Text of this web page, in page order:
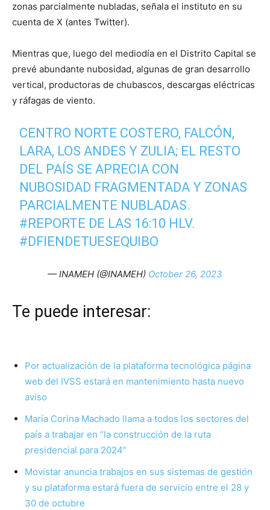
zonas parcialmente nubladas, señala el instituto en su
cuenta de X (antes Twitter).
Mientras que, luego del mediodía en el Distrito Capital se
prevé abundante nubosidad, algunas de gran desarrollo
vertical, productoras de chubascos, descargas eléctricas
y ráfagas de viento.
CENTRO NORTE COSTERO, FALCÓN,
LARA, LOS ANDES Y ZULIA; EL RESTO
DEL PAÍS SE APRECIA CON
NUBOSIDAD FRAGMENTADA Y ZONAS
PARCIALMENTE NUBLADAS.
#REPORTE DE LAS 16:10 HLV.
#DFIENDETUESEQUIBO
— INAMEH (@INAMEH) October 26, 2023
Te puede interesar:
Por actualización de la plataforma tecnológica página
web del IVSS estará en mantenimiento hasta nuevo
aviso
María Corina Machado llama a todos los sectores del
país a trabajar en “la construcción de la ruta
presidencial para 2024”
Movistar anuncia trabajos en sus sistemas de gestión
y su plataforma estará fuera de servicio entre el 28 y
30 de octubre